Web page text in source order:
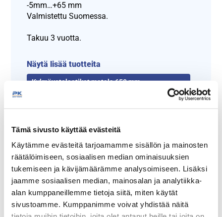
Tämä sivusto käyttää evästeitä
Käytämme evästeitä tarjoamamme sisällön ja mainosten
räätälöimiseen, sosiaalisen median ominaisuuksien
tukemiseen ja kävijämäärämme analysoimiseen. Lisäksi
jaamme sosiaalisen median, mainosalan ja analytiikka-
alan kumppaneillemme tietoja siitä, miten käytät
sivustoamme. Kumppanimme voivat yhdistää näitä
-5mm…+65 mm
Valmistettu Suomessa.
Takuu 3 vuotta.
Näytä lisää tuotteita
Kylmävetolaatikot matala 650 mm